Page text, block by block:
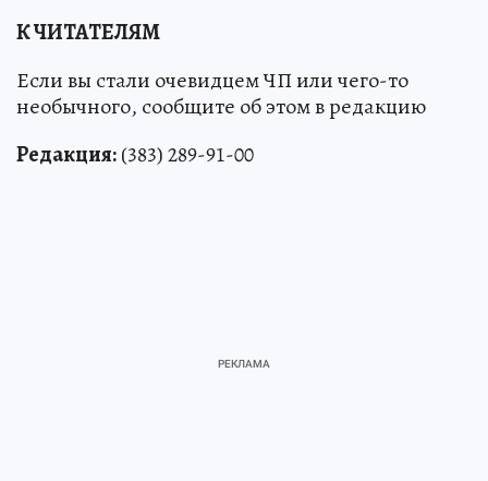
К ЧИТАТЕЛЯМ
Если вы стали очевидцем ЧП или чего-то
необычного, сообщите об этом в редакцию
Редакция:(383) 289-91-00